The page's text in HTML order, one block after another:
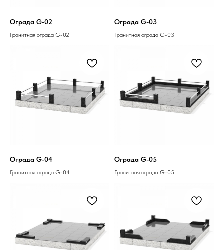
Ограда G-02
Гранитная ограда G-02
Ограда G-03
Гранитная ограда G-03
Ограда G-04
Гранитная ограда G-04
Ограда G-05
Гранитная ограда G-05